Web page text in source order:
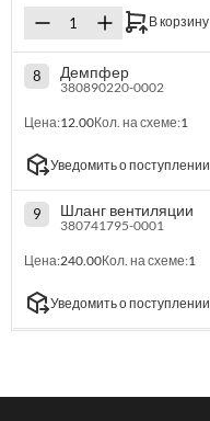
В корзину
8 Демпфер
380890220-0002
Цена:12.00Кол. на схеме:1
Уведомить о поступлении
9 Шланг вентиляции
380741795-0001
Цена:240.00Кол. на схеме:1
Уведомить о поступлении